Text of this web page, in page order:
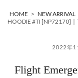
HOME > NEW ARRIVAL
HOODIE #TI [NP72170]｜
2022年
Flight